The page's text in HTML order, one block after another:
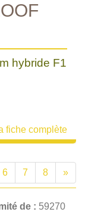
hybride F1
fiche complète
6 7 8 »
de : 59270